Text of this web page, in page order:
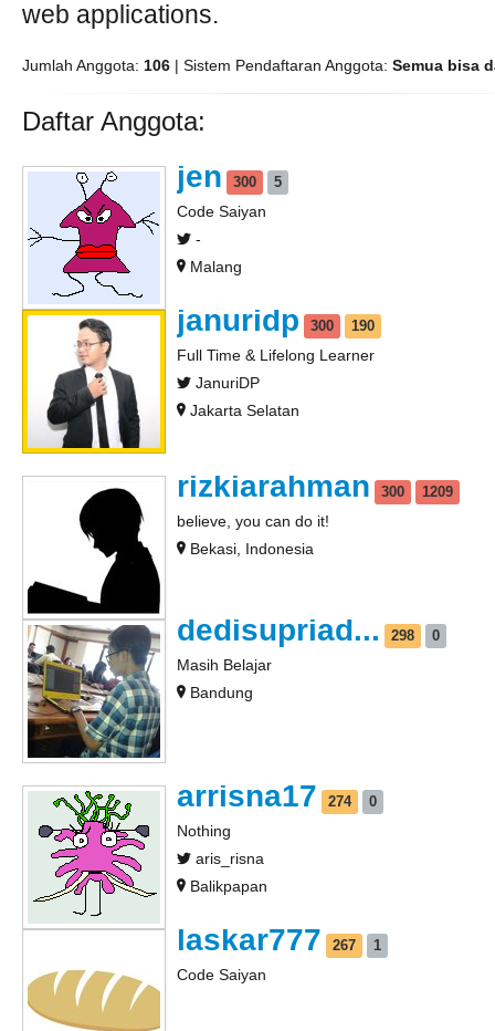
web applications.
Jumlah Anggota: 106 | Sistem Pendaftaran Anggota: Semua bisa
Daftar Anggota:
jen 300 5
Code Saiyan
-
Malang
januridp 300 190
Full Time & Lifelong Learner
JanuriDP
Jakarta Selatan
rizkiarahman 300 1209
believe, you can do it!
Bekasi, Indonesia
dedisupriad... 298 0
Masih Belajar
Bandung
arrisna17 274 0
Nothing
aris_risna
Balikpapan
laskar777 267 1
Code Saiyan